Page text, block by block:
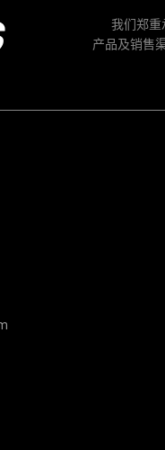
我们郑重
产品及销售